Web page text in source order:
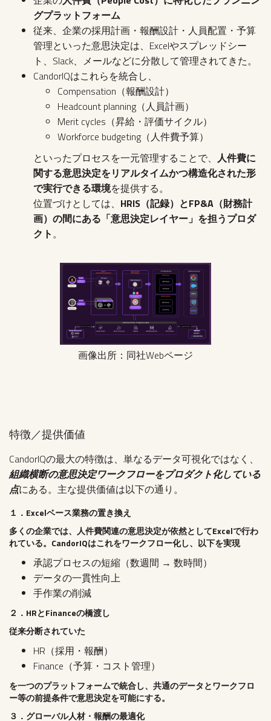
グプラットフォーム
従来、企業の採用計画・報酬設計・人員配置・予算
管理といった意思決定は、Excelやスプレッドシー
ト、Slack、メールなどに分散して管理されてきた。
CandorIQはこれらを統合し、
Compensation（報酬設計）
Headcount planning（人員計画）
Merit cycles（昇給・評価サイクル）
Workforce budgeting（人件費予算）
といったプロセスを一元管理することで、 人件費に
関する意思決定をリアルタイムかつ構造化された形
で実行できる環境を提供する。
位置づけとしては、 HRIS（記録）とFP&A（財務計
画）の間にある「意思決定レイヤー」を担うプロダ
クト。
‍画像出所：同社Webページ
特徴／提供価値
CandorIQの最大の特徴は、単なるデータ可視化ではなく、
組織横断の意思決定ワークフローをプロダクト化している
点にある。主な提供価値は以下の通り。
１．Excelベース業務の置き換え
多くの企業では、人件費関連の意思決定が依然としてExcelで行わ
れている。CandorIQはこれをワークフロー化し、以下を実現
承認プロセスの短縮（数週間 → 数時間）
データの一貫性向上
手作業の削減
２．HRとFinanceの橋渡し
従来分断されていた
HR（採用・報酬）
Finance（予算・コスト管理）
を一つのプラットフォームで統合し、 共通のデータとワークフロ
ー等の前提条件で意思決定を可能にする。
３．グローバル人材・報酬の最適化